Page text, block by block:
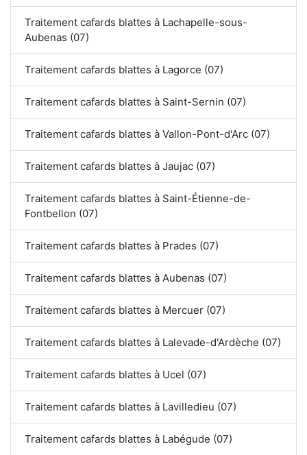
Traitement cafards blattes à Lachapelle-sous-
Aubenas (07)
Traitement cafards blattes à Lagorce (07)
Traitement cafards blattes à Saint-Sernin (07)
Traitement cafards blattes à Vallon-Pont-d'Arc (07)
Traitement cafards blattes à Jaujac (07)
Traitement cafards blattes à Saint-Étienne-de-
Fontbellon (07)
Traitement cafards blattes à Prades (07)
Traitement cafards blattes à Aubenas (07)
Traitement cafards blattes à Mercuer (07)
Traitement cafards blattes à Lalevade-d'Ardèche (07)
Traitement cafards blattes à Ucel (07)
Traitement cafards blattes à Lavilledieu (07)
Traitement cafards blattes à Labégude (07)